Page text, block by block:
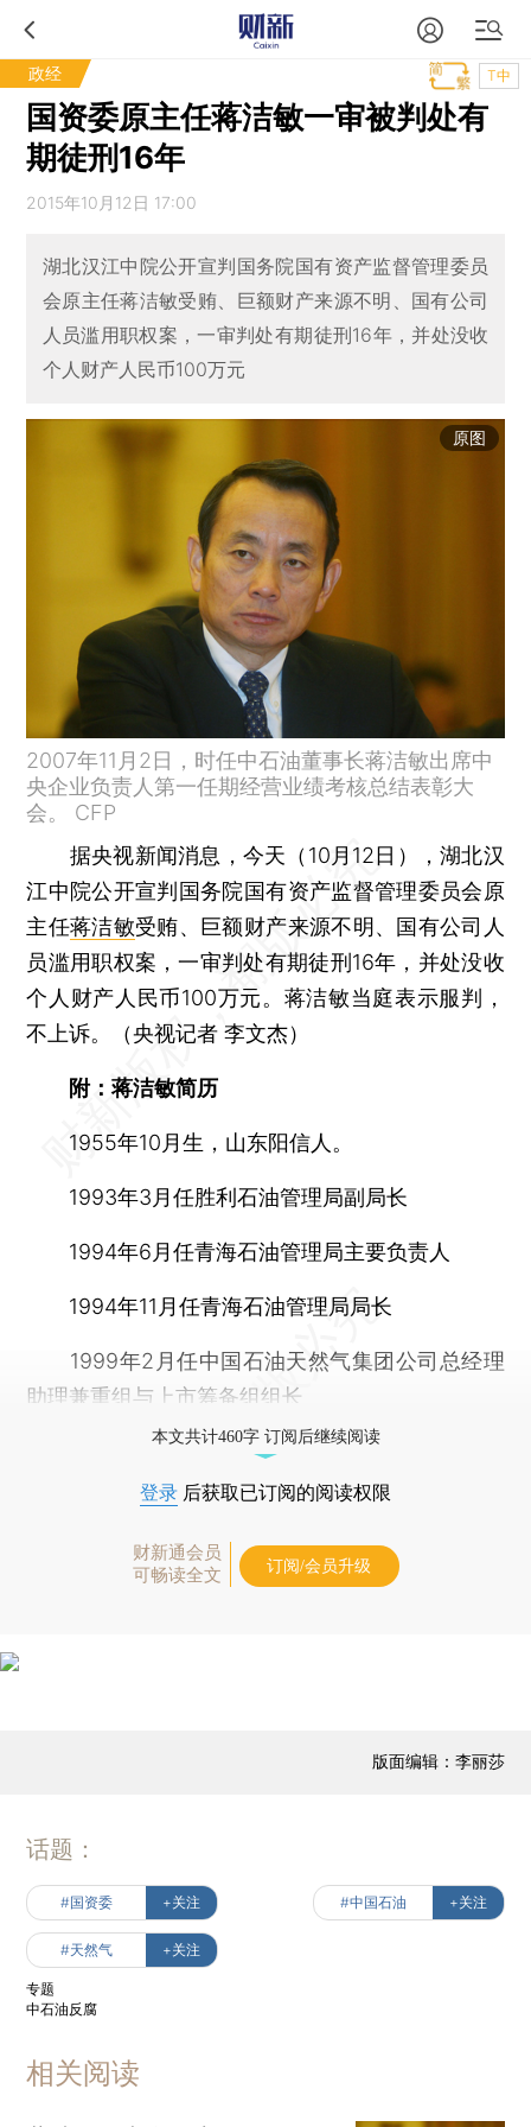
政经 T中
国资委原主任蒋洁敏一审被判处有
期徒刑16年
2015年10月12日 17:00
湖北汉江中院公开宣判国务院国有资产监督管理委员
会原主任蒋洁敏受贿、巨额财产来源不明、国有公司
人员滥用职权案，一审判处有期徒刑16年，并处没收
个人财产人民币100万元
原图
2007年11月2日，时任中石油董事长蒋洁敏出席中
央企业负责人第一任期经营业绩考核总结表彰大
会。 CFP
据央视新闻消息，今天（10月12日），湖北汉
江中院公开宣判国务院国有资产监督管理委员会原
主任蒋洁敏受贿、巨额财产来源不明、国有公司人
员滥用职权案，一审判处有期徒刑16年，并处没收
个人财产人民币100万元。蒋洁敏当庭表示服判，
不上诉。（央视记者 李文杰）
附：蒋洁敏简历
1955年10月生，山东阳信人。
1993年3月任胜利石油管理局副局长
1994年6月任青海石油管理局主要负责人
1994年11月任青海石油管理局局长
1999年2月任中国石油天然气集团公司总经理
助理兼重组与上市筹备组组长
本文共计460字 订阅后继续阅读
登录 后获取已订阅的阅读权限
财新通会员
可畅读全文
订阅/会员升级
版面编辑：李丽莎
话题：
#国资委 +关注 #中国石油 +关注
#天然气 +关注
专题
中石油反腐
相关阅读